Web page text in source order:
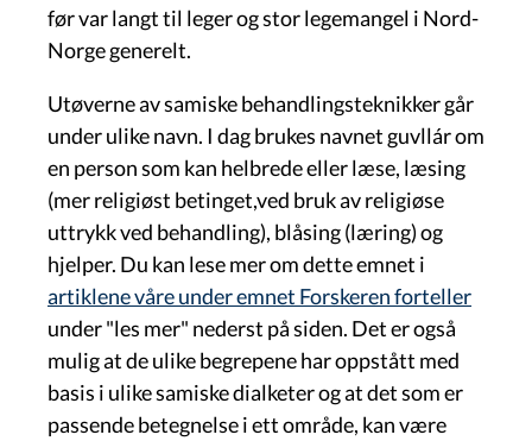
før var langt til leger og stor legemangel i Nord-
Norge generelt.
Utøverne av samiske behandlingsteknikker går
under ulike navn. I dag brukes navnet guvllár om
en person som kan helbrede eller læse, læsing
(mer religiøst betinget,ved bruk av religiøse
uttrykk ved behandling), blåsing (læring) og
hjelper. Du kan lese mer om dette emnet i
artiklene våre under emnet Forskeren forteller
under "les mer" nederst på siden. Det er også
mulig at de ulike begrepene har oppstått med
basis i ulike samiske dialketer og at det som er
passende betegnelse i ett område, kan være